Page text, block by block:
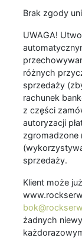
Brak zgody
UWAGA!
różnych
sprzedaży
rachunek
z części
autoryzacji
zgromadzone
sprzedaży.
Klient może
żadnych